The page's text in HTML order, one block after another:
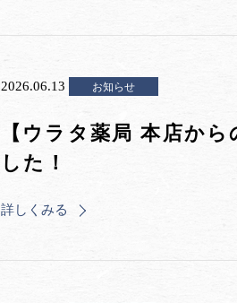
2026.06.13 お知らせ
【ウラタ薬局 本店か
した！
詳しくみる